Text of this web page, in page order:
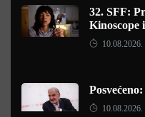
32. SFF:
Kinoscope
10.08.2026.
10.08.2026.